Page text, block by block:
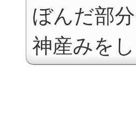
ぼんだ部
神産みを